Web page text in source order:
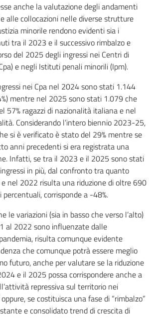
anche la valutazione degli andamenti
alle collocazioni nelle diverse strutture
minorile rendono evidenti sia i
tra il 2023 e il successivo rimbalzo e
del 2025 degli ingressi nei Centri di
e negli Istituti penali minorili (Ipm).
nei Cpa nel 2024 sono stati 1.144
mentre nel 2025 sono stati 1.079 che
57% ragazzi di nazionalità italiana e nel
Considerando l’intero biennio 2023-25,
si è verificato è stato del 29% mentre se
anni precedenti si era registrata una
Infatti, se tra il 2023 e il 2025 sono stati
in più, dal confronto tra quanto
nel 2022 risulta una riduzione di oltre 690
corrisponde a -48%.
le variazioni (sia in basso che verso l’alto)
al 2022 sono influenzate dalle
risulta comunque evidente
che comunque potrà essere meglio
futuro, anche per valutare se la riduzione
e il 2025 possa corrispondere anche a
repressiva sul territorio nei
se costituisca una fase di “rimbalzo”
e consolidato trend di crescita di